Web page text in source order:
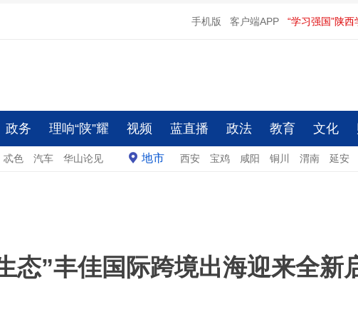
手机版 客户端APP “学习强国”陕西
政务 理响“陕”耀 视频 蓝直播 政法 教育 文化
忒色 汽车 华山论见 地市 西安 宝鸡 咸阳 铜川 渭南 延安
态”丰佳国际跨境出海迎来全新